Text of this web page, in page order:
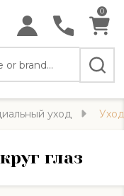
0
уход
глаз